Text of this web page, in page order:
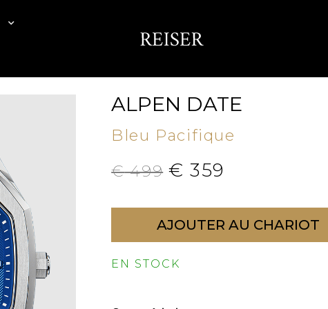
ALPEN DATE
Bleu Pacifique
€499 € 359
AJOUTER AU CHARIOT
EN STOCK